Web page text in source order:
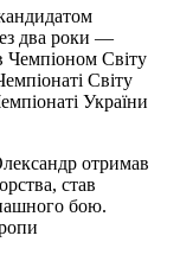
два роки —
Чемпіоном Світу
Світу
України
отримав
став
бою.